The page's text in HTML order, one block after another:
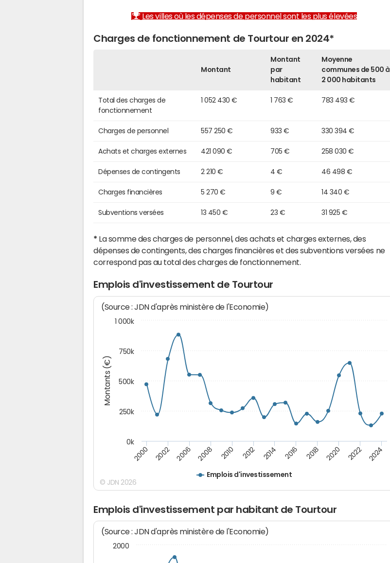
Les villes où les dépenses de personnel sont les plus élevées
Charges de fonctionnement de Tourtour en 2024*
Montant
Montant
par
habitant
Moyenne
communes de 500 à
2 000 habitants
Total des charges de
fonctionnement
1 052 430 € 1 763 € 783 493 €
Charges de personnel 557 250 € 933 € 330 394 €
Achats et charges externes 421 090 € 705 € 258 030 €
Dépenses de contingents 2 210 € 4 € 46 498 €
Charges financières 5 270 € 9 € 14 340 €
Subventions versées 13 450 € 23 € 31 925 €
* La somme des charges de personnel, des achats et charges externes, des
dépenses de contingents, des charges financières et des subventions versées ne
correspond pas au total des charges de fonctionnement.
Emplois d'investissement de Tourtour
Montants (€)
(Source : JDN d'après ministère de l'Economie)
Emplois d'investissement
2000 2002 2006 2008 2010 2012 2014 2016 2018 2020 2022 2024
0k
1 000k
250k
500k
750k
© JDN 2026
Emplois d'investissement par habitant de Tourtour
(Source : JDN d'après ministère de l'Economie)
2000